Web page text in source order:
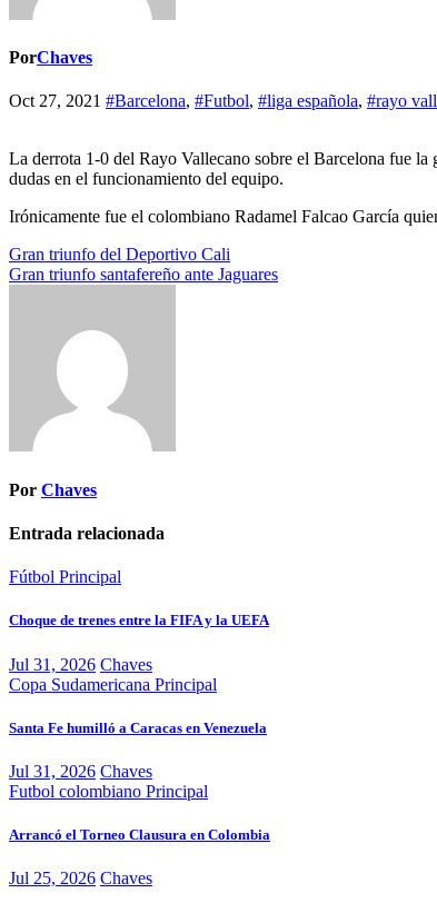
PorChaves
Oct 27, 2021 #Barcelona, #Futbol, #liga española, #rayo
La derrota 1-0 del Rayo Vallecano sobre el Barcelona fue
dudas en el funcionamiento del equipo.
Irónicamente fue el colombiano Radamel Falcao García
Navegación
de
Gran triunfo del Deportivo Cali
Gran triunfo santafereño ante Jaguares
Por Chaves
Entrada relacionada
Fútbol Principal
Choque de trenes entre la FIFA y la UEFA
Jul 31, 2026 Chaves
Copa Sudamericana Principal
Santa Fe humilló a Caracas en Venezuela
Jul 31, 2026 Chaves
Futbol colombiano Principal
Arrancó el Torneo Clausura en Colombia
Jul 25, 2026 Chaves